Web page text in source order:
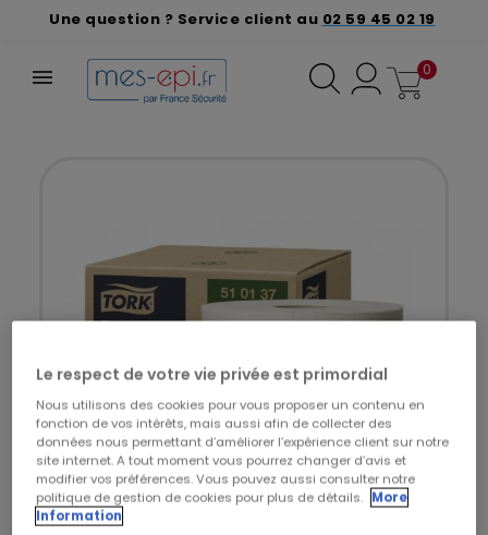
Une question ? Service client au 02 59 45 02 19
0
Le respect de votre vie privée est primordial
Nous utilisons des cookies pour vous proposer un contenu en
fonction de vos intérêts, mais aussi afin de collecter des
données nous permettant d’améliorer l’expérience client sur notre
site internet. A tout moment vous pourrez changer d’avis et
modifier vos préférences. Vous pouvez aussi consulter notre
politique de gestion de cookies pour plus de détails. More
Information